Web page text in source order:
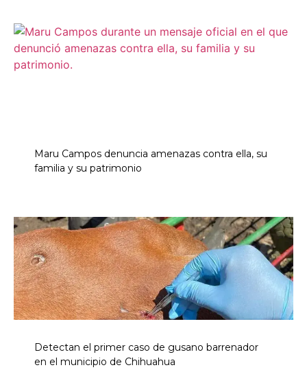
Maru Campos denuncia amenazas contra ella, su
familia y su patrimonio
Detectan el primer caso de gusano barrenador
en el municipio de Chihuahua